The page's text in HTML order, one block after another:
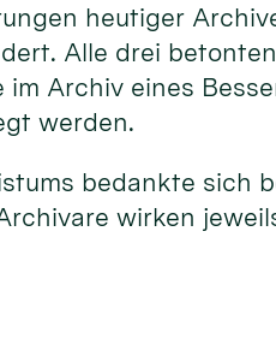
heutiger
Alle drei
Archiv eines
werden.
bedankte sich
wirken